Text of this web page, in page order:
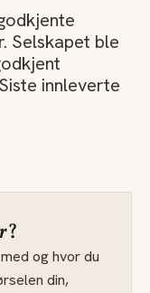
Selskapet ble
innleverte
?
og hvor du
din,